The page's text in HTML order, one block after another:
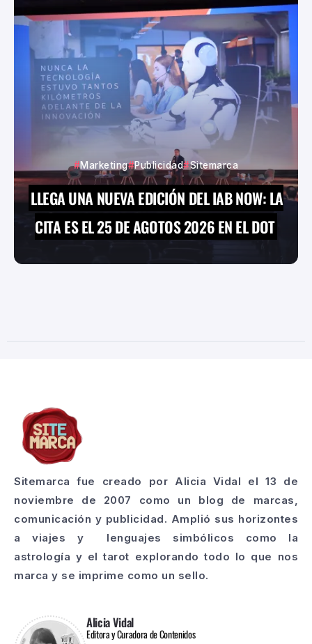
Marketing Publicidad Sitemarca
LLEGA UNA NUEVA EDICIÓN DEL IAB NOW: LA
CITA ES EL 25 DE AGOTOS 2026 EN EL DOT
Sitemarca fue creado por Alicia Vidal el 13 de
noviembre de 2007 como un blog de marcas,
comunicación y publicidad. Amplió sus horizontes
a viajes y lenguajes simbólicos como la
astrología y el tarot explorando todo lo que nos
marca y se imprime como un sello.
Alicia Vidal
Editora y Curadora de Contenidos